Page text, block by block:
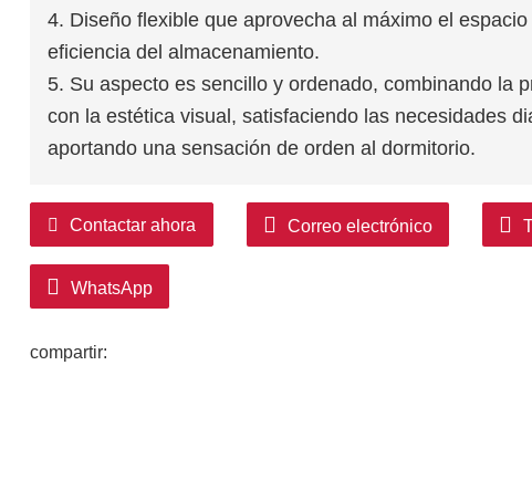
4. Diseño flexible que aprovecha al máximo el
eficiencia del almacenamiento.
5. Su aspecto es sencillo y ordenado, combinando la
con la estética visual, satisfaciendo las necesidades
aportando una sensación de orden al dormitorio.
Contactar ahora Correo electrónico
WhatsApp
compartir: